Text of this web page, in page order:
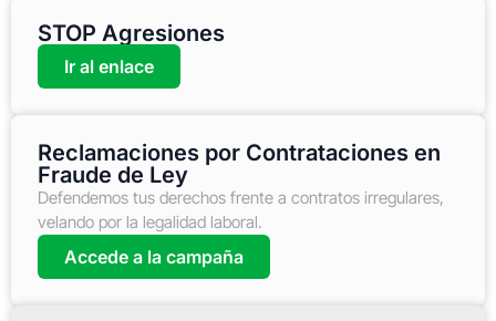
STOP Agresiones
Ir al enlace
Reclamaciones por Contrataciones en
Fraude de Ley
Defendemos tus derechos frente a contratos irregulares,
velando por la legalidad laboral.
Accede a la campaña